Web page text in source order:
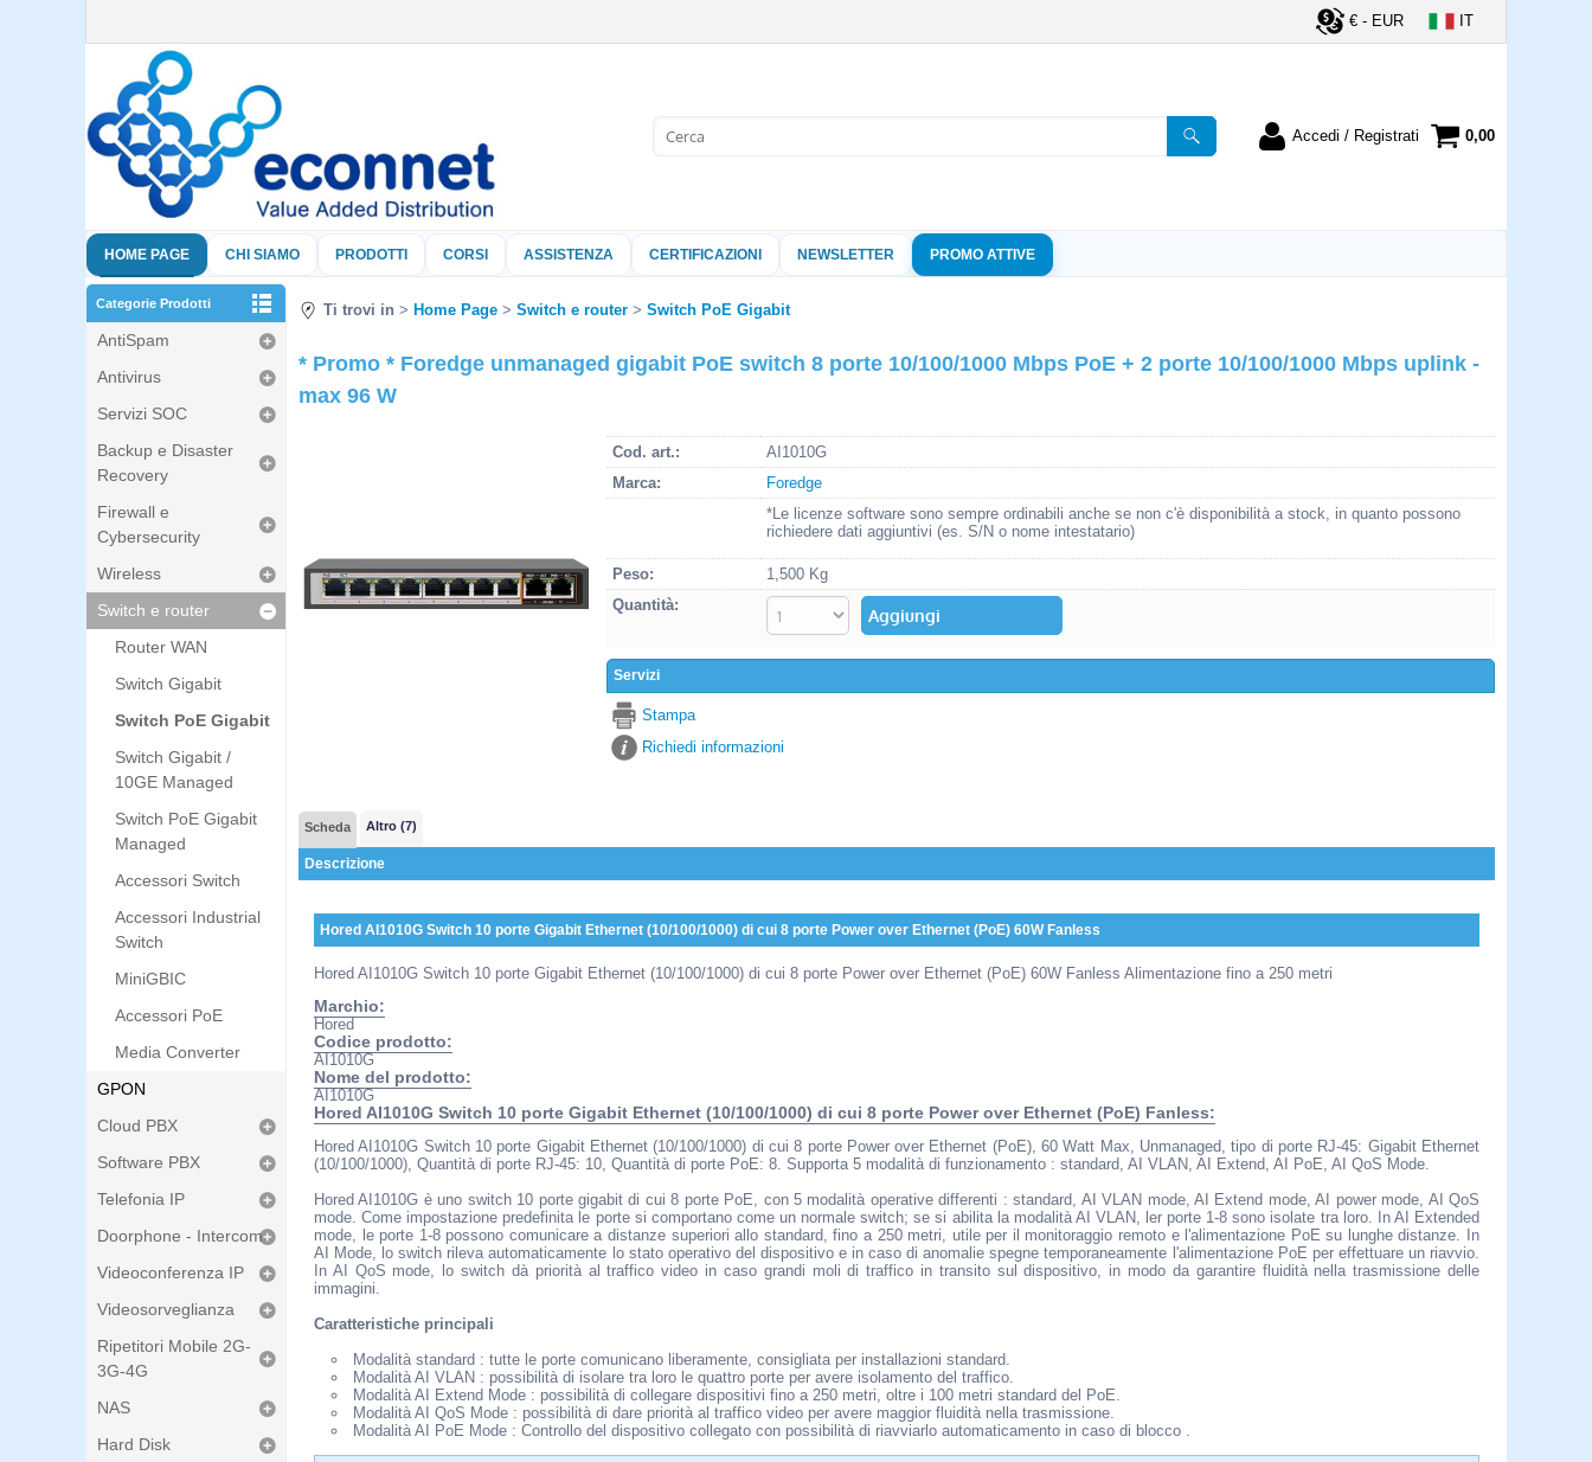
€ - EUR IT
Accedi / Registrati
nome utente e la password e poi
clicca sul pulsante "Accedi"
Password:
Hai perso la password?
0,00
HOME PAGE CHI SIAMO PRODOTTI CORSI ASSISTENZA CERTIFICAZIONI NEWSLETTER PROMO ATTIVE
Categorie Prodotti
AntiSpam
Antivirus
Servizi SOC
Backup e Disaster
Recovery
Firewall e
Cybersecurity
Wireless
Switch e router
Router WAN
Switch Gigabit
Switch PoE Gigabit
Switch Gigabit /
10GE Managed
Switch PoE Gigabit
Managed
Accessori Switch
Accessori Industrial
Switch
MiniGBIC
Accessori PoE
Media Converter
GPON
Cloud PBX
Software PBX
Telefonia IP
Doorphone - Intercom
Videoconferenza IP
Videosorveglianza
Ripetitori Mobile 2G-
3G-4G
NAS
Hard Disk
Ti trovi in Home Page Switch e router Switch PoE Gigabit
* Promo * Foredge unmanaged gigabit PoE switch 8 porte 10/100/1000 Mbps PoE + 2 porte 10/100/1000 Mbps uplink -
max 96 W
Cod. art.:
AI1010G
Marca:
Foredge
*Le licenze software sono sempre ordinabili anche se non c'è disponibilità a stock, in quanto possono
richiedere dati aggiuntivi (es. S/N o nome intestatario)
Peso:
1,500 Kg
Quantità:
Servizi
Stampa
Richiedi informazioni
Scheda Altro (7)
Descrizione
Hored AI1010G Switch 10 porte Gigabit Ethernet (10/100/1000) di cui 8 porte Power over Ethernet (PoE) 60W Fanless
Hored AI1010G Switch 10 porte Gigabit Ethernet (10/100/1000) di cui 8 porte Power over Ethernet (PoE) 60W Fanless Alimentazione fino a 250 metri
Marchio:
Hored
Codice prodotto:
AI1010G
Nome del prodotto:
AI1010G
Hored AI1010G Switch 10 porte Gigabit Ethernet (10/100/1000) di cui 8 porte Power over Ethernet (PoE) Fanless:
Hored AI1010G Switch 10 porte Gigabit Ethernet (10/100/1000) di cui 8 porte Power over Ethernet (PoE), 60 Watt Max, Unmanaged, tipo di porte RJ-45: Gigabit Ethernet
(10/100/1000), Quantità di porte RJ-45: 10, Quantità di porte PoE: 8. Supporta 5 modalità di funzionamento : standard, AI VLAN, AI Extend, AI PoE, AI QoS Mode.
Hored AI1010G è uno switch 10 porte gigabit di cui 8 porte PoE, con 5 modalità operative differenti : standard, AI VLAN mode, AI Extend mode, AI power mode, AI QoS
mode. Come impostazione predefinita le porte si comportano come un normale switch; se si abilita la modalità AI VLAN, ler porte 1-8 sono isolate tra loro. In AI Extended
mode, le porte 1-8 possono comunicare a distanze superiori allo standard, fino a 250 metri, utile per il monitoraggio remoto e l'alimentazione PoE su lunghe distanze. In
AI Mode, lo switch rileva automaticamente lo stato operativo del dispositivo e in caso di anomalie spegne temporaneamente l'alimentazione PoE per effettuare un riavvio.
In AI QoS mode, lo switch dà priorità al traffico video in caso grandi moli di traffico in transito sul dispositivo, in modo da garantire fluidità nella trasmissione delle
immagini.
Caratteristiche principali
Modalità standard : tutte le porte comunicano liberamente, consigliata per installazioni standard.
Modalità AI VLAN : possibilità di isolare tra loro le quattro porte per avere isolamento del traffico.
Modalità AI Extend Mode : possibilità di collegare dispositivi fino a 250 metri, oltre i 100 metri standard del PoE.
Modalità AI QoS Mode : possibilità di dare priorità al traffico video per avere maggior fluidità nella trasmissione.
Modalità AI PoE Mode : Controllo del dispositivo collegato con possibilità di riavviarlo automaticamento in caso di blocco .